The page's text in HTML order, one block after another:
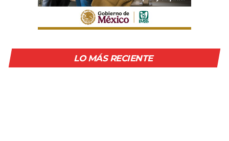
LO MÁS RECIENTE